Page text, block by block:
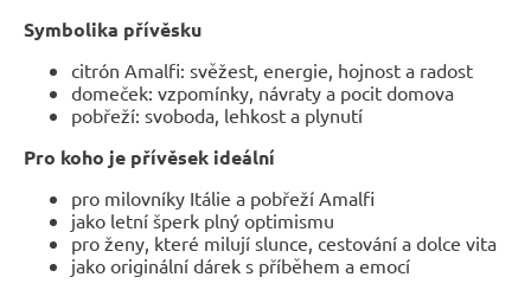
Symbolika přívěsku
citrón Amalfi: svěžest, energie, hojnost a radost
domeček: vzpomínky, návraty a pocit domova
pobřeží: svoboda, lehkost a plynutí
Pro koho je přívěsek ideální
pro milovníky Itálie a pobřeží Amalfi
jako letní šperk plný optimismu
pro ženy, které milují slunce, cestování a dolce vita
jako originální dárek s příběhem a emocí